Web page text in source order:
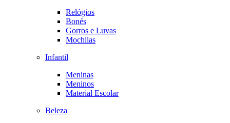
Relógios
Bonés
Gorros e Luvas
Mochilas
Infantil
Meninas
Meninos
Material Escolar
Beleza